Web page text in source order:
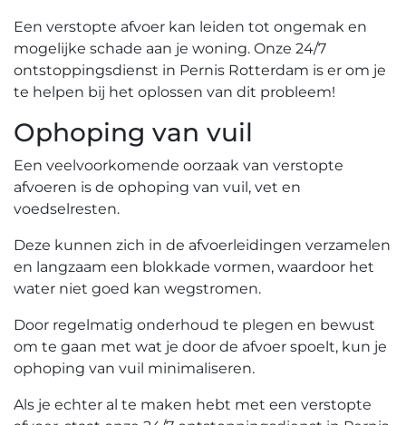
Een verstopte afvoer kan leiden tot ongemak en
mogelijke schade aan je woning.​ Onze 24/7
ontstoppingsdienst in Pernis Rotterdam is er om je
te helpen bij het oplossen van dit probleem!
Ophoping van vuil
Een veelvoorkomende oorzaak van verstopte
afvoeren is de ophoping van vuil, vet en
voedselresten.​
Deze kunnen zich in de afvoerleidingen verzamelen
en langzaam een blokkade vormen, waardoor het
water niet goed kan wegstromen.
Door regelmatig onderhoud te plegen en bewust
om te gaan met wat je door de afvoer spoelt, kun je
ophoping van vuil minimaliseren.​
Als je echter al te maken hebt met een verstopte